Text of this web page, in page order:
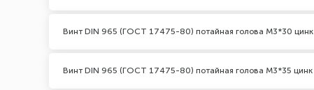
Винт DIN 965 (ГОСТ 17475-80) потайная голова М3*30 цинк
Винт DIN 965 (ГОСТ 17475-80) потайная голова М3*35 цинк